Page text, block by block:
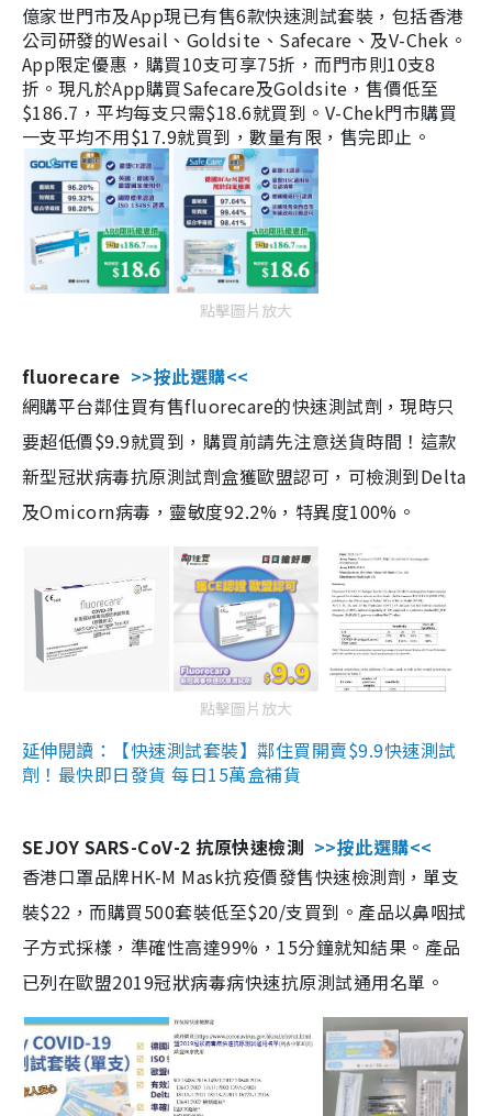
億家世門市及App現已有售6款快速測試套裝，包括香港
公司研發的Wesail、Goldsite、Safecare、及V-Chek。
App限定優惠，購買10支可享75折，而門市則10支8
折。現凡於App購買Safecare及Goldsite，售價低至
$186.7，平均每支只需$18.6就買到。V-Chek門市購買
一支平均不用$17.9就買到，數量有限，售完即止。
點擊圖片放大
fluorecare >>按此選購<<
網購平台鄰住買有售fluorecare的快速測試劑，現時只
要超低價$9.9就買到，購買前請先注意送貨時間！這款
新型冠狀病毒抗原測試劑盒獲歐盟認可，可檢測到Delta
及Omicorn病毒，靈敏度92.2%，特異度100%。
點擊圖片放大
延伸閱讀：【快速測試套裝】鄰住買開賣$9.9快速測試
劑！最快即日發貨 每日15萬盒補貨
SEJOY SARS-CoV-2 抗原快速檢測 >>按此選購<<
香港口罩品牌HK-M Mask抗疫價發售快速檢測劑，單支
裝$22，而購買500套裝低至$20/支買到。產品以鼻咽拭
子方式採樣，準確性高達99%，15分鐘就知結果。產品
已列在歐盟2019冠狀病毒病快速抗原測試通用名單。